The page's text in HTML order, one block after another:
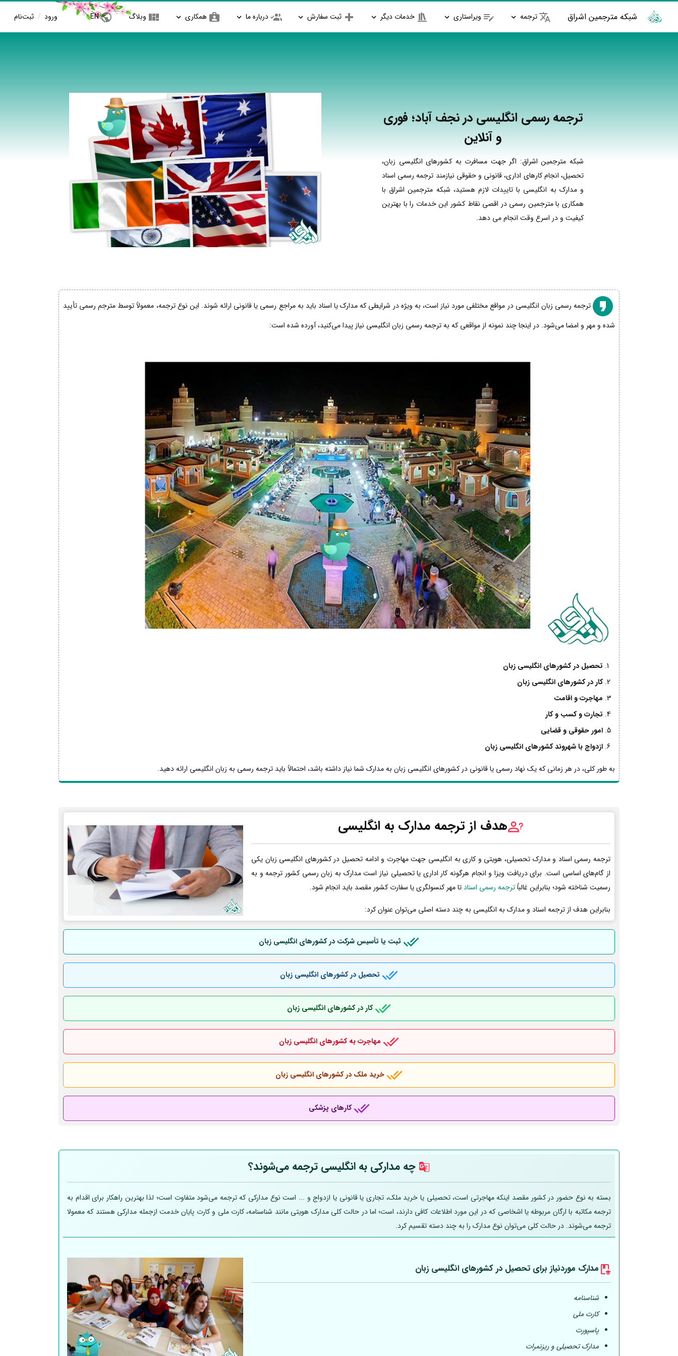
شبکه مترجمین اشراق ترجمه ویراستاری خدمات دیگر ثبت سفارش درباره ما همکاری وبلاگ EN ورود / ثبت‌نام
ترجمه رسمی انگلیسی در نجف آباد؛ فوری
و آنلاین
شبکه مترجمین اشراق: اگر جهت مسافرت به کشورهای انگلیسی زبان،
تحصیل، انجام کارهای اداری، قانونی و حقوقی نیازمند ترجمه رسمی اسناد
و مدارک به انگلیسی با تاییدات لازم هستید، شبکه مترجمین اشراق با
همکاری با مترجمین رسمی در اقصی نقاط کشور این خدمات را با بهترین
کیفیت و در اسرع وقت انجام می دهد.
ترجمه رسمی زبان انگلیسی در مواقع مختلفی مورد نیاز است، به ویژه در شرایطی که مدارک یا اسناد باید به مراجع رسمی یا قانونی ارائه شوند. این نوع ترجمه، معمولاً توسط مترجم رسمی تأیید
شده و مهر و امضا می‌شود. در اینجا چند نمونه از مواقعی که به ترجمه رسمی زبان انگلیسی نیاز پیدا می‌کنید، آورده شده است:
تحصیل در کشورهای انگلیسی زبان
کار در کشورهای انگلیسی زبان
مهاجرت و اقامت
تجارت و کسب و کار
امور حقوقی و قضایی
ازدواج با شهروند کشورهای انگلیسی زبان
به طور کلی، در هر زمانی که یک نهاد رسمی یا قانونی در کشورهای انگلیسی زبان به مدارک شما نیاز داشته باشد، احتمالاً باید ترجمه رسمی به زبان انگلیسی ارائه دهید.
هدف از ترجمه مدارک به انگلیسی
ترجمه رسمی اسناد و مدارک تحصیلی، هویتی و کاری به انگلیسی جهت مهاجرت و ادامه تحصیل در کشورهای انگلیسی زبان یکی
از گام‌های اساسی است. برای دریافت ویزا و انجام هرگونه کار اداری یا تحصیلی نیاز است مدارک به زبان رسمی کشور ترجمه و به
رسمیت شناخته شود؛ بنابراین غالباًترجمه رسمی اسنادتا مهر کنسولگری یا سفارت کشور مقصد باید انجام شود.
بنابراین هدف از ترجمه اسناد و مدارک به انگلیسی به چند دسته اصلی می‌توان عنوان کرد:
ثبت یا تأسیس شرکت در کشورهای انگلیسی زبان
تحصیل در کشورهای انگلیسی زبان
کار در کشورهای انگلیسی زبان
مهاجرت به کشورهای انگلیسی زبان
خرید ملک در کشورهای انگلیسی زبان
کارهای پزشکی
چه مدارکی به انگلیسی ترجمه می‌شوند؟
بسته به نوع حضور در کشور مقصد اینکه مهاجرتی است، تحصیلی یا خرید ملک، تجاری یا قانونی یا ازدواج و ... است نوع مدارکی که ترجمه می‌شود متفاوت است؛ لذا بهترین راهکار برای اقدام به
ترجمه مکاتبه با ارگان مربوطه یا اشخاصی که در این مورد اطلاعات کافی دارند، است؛ اما در حالت کلی مدارک هویتی مانند شناسنامه، کارت ملی و کارت پایان خدمت ازجمله مدارکی هستند که معمولا
ترجمه می‌شوند. در حالت کلی می‌توان نوع مدارک را به چند دسته تقسیم کرد.
مدارک موردنیاز برای تحصیل در کشورهای انگلیسی زبان
شناسنامه
کارت ملی
پاسپورت
مدارک تحصیلی و ریزنمرات